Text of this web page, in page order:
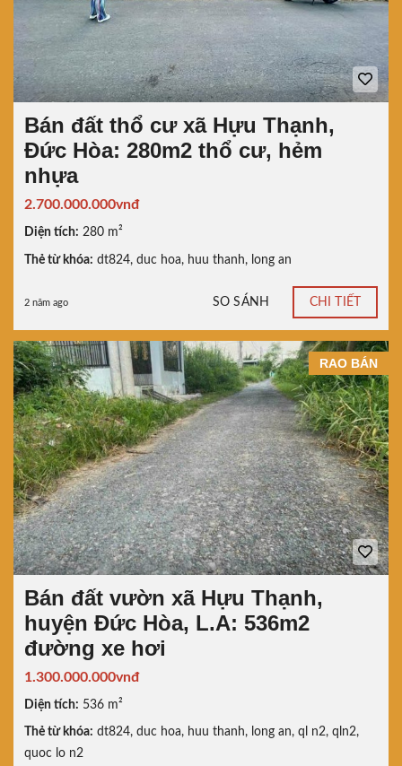
Bán đất thổ cư xã Hựu Thạnh,
Đức Hòa: 280m2 thổ cư, hẻm
nhựa
2.700.000.000vnđ
Diện tích: 280 m²
Thẻ từ khóa: dt824, duc hoa, huu thanh, long an
2 năm ago SO SÁNH CHI TIẾT
RAO BÁN
Bán đất vườn xã Hựu Thạnh,
huyện Đức Hòa, L.A: 536m2
đường xe hơi
1.300.000.000vnđ
Diện tích: 536 m²
Thẻ từ khóa: dt824, duc hoa, huu thanh, long an, ql n2, qln2,
quoc lo n2